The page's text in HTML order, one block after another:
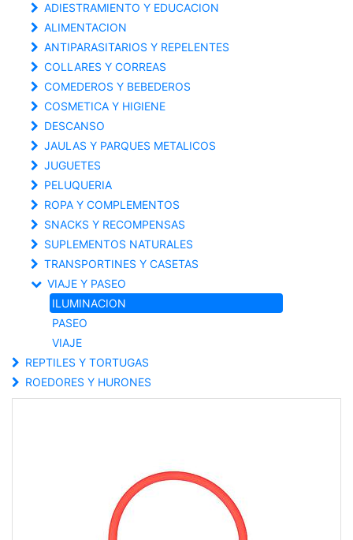
ADIESTRAMIENTO Y EDUCACION
ALIMENTACION
ANTIPARASITARIOS Y REPELENTES
COLLARES Y CORREAS
COMEDEROS Y BEBEDEROS
COSMETICA Y HIGIENE
DESCANSO
JAULAS Y PARQUES METALICOS
JUGUETES
PELUQUERIA
ROPA Y COMPLEMENTOS
SNACKS Y RECOMPENSAS
SUPLEMENTOS NATURALES
TRANSPORTINES Y CASETAS
VIAJE Y PASEO
ILUMINACION
PASEO
VIAJE
REPTILES Y TORTUGAS
ROEDORES Y HURONES